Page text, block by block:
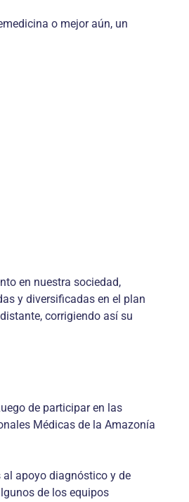
o mejor aún, un
en nuestra sociedad,
y diversificadas en el plan
corrigiendo así su
de participar en las
Médicas de la Amazonía
al apoyo diagnóstico y de
de los equipos